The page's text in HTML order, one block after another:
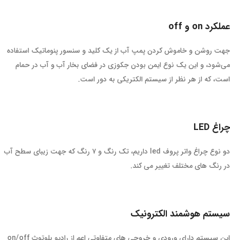
عملکرد on و off
جهت روشن و خاموش کردن پمپ آب از یک کلید و سنسور پنوماتیک استفاده
می‌شود، و این یک نوع ایمن بودن جکوزی در فضای بخار آب و آب در حمام
است، که از هر نظر از سیستم الکتریکی به دور است.
چراغ LED
دو نوع چراغ واتر پروف led داریم، تک رنگ و ۷ رنگ که جهت زیبای سطح آب
در رنگ های مختلف تغییر می کند.
سیستم هوشمند الکترونیک